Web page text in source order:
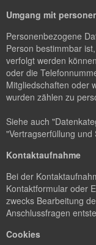
Umgang mit
Personenbezogene
Person bestimmbar
verfolgt werden
oder die
Mitgliedschaften oder
wurden zählen zu
Siehe auch
"Vertragserfüllung und
Kontaktaufnahme
Bei der
Kontaktformular oder
zwecks Bearbeitung
Anschlussfragen
Cookies